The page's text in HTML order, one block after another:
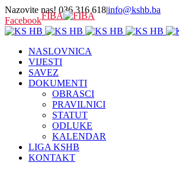
Nazovite nas! 036 316 618|info@kshb.ba
FacebookFIBA
NASLOVNICA
VIJESTI
SAVEZ
DOKUMENTI
OBRASCI
PRAVILNICI
STATUT
ODLUKE
KALENDAR
LIGA KSHB
KONTAKT